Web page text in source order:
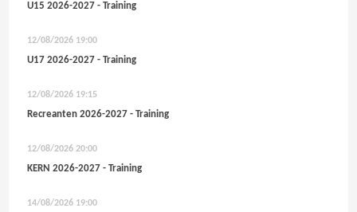
U15 2026-2027 - Training
12/08/2026 19:00
U17 2026-2027 - Training
12/08/2026 19:15
Recreanten 2026-2027 - Training
12/08/2026 20:00
KERN 2026-2027 - Training
14/08/2026 19:00